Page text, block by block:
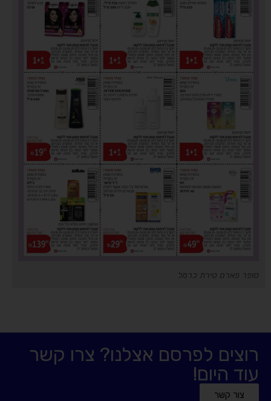
סופר פארם טירת כרמל
רוצים לפרסם אצלנו? צרו קשר
עוד היום!
צור קשר